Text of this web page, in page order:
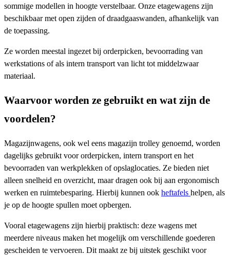
sommige modellen in hoogte verstelbaar. Onze etagewagens zijn
beschikbaar met open zijden of draadgaaswanden, afhankelijk van
de toepassing.
Ze worden meestal ingezet bij orderpicken, bevoorrading van
werkstations of als intern transport van licht tot middelzwaar
materiaal.
Waarvoor worden ze gebruikt en wat zijn de
voordelen?
Magazijnwagens, ook wel eens magazijn trolley genoemd, worden
dagelijks gebruikt voor orderpicken, intern transport en het
bevoorraden van werkplekken of opslaglocaties. Ze bieden niet
alleen snelheid en overzicht, maar dragen ook bij aan ergonomisch
werken en ruimtebesparing. Hierbij kunnen ook heftafels helpen, als
je op de hoogte spullen moet opbergen.
Vooral etagewagens zijn hierbij praktisch: deze wagens met
meerdere niveaus maken het mogelijk om verschillende goederen
gescheiden te vervoeren. Dit maakt ze bij uitstek geschikt voor